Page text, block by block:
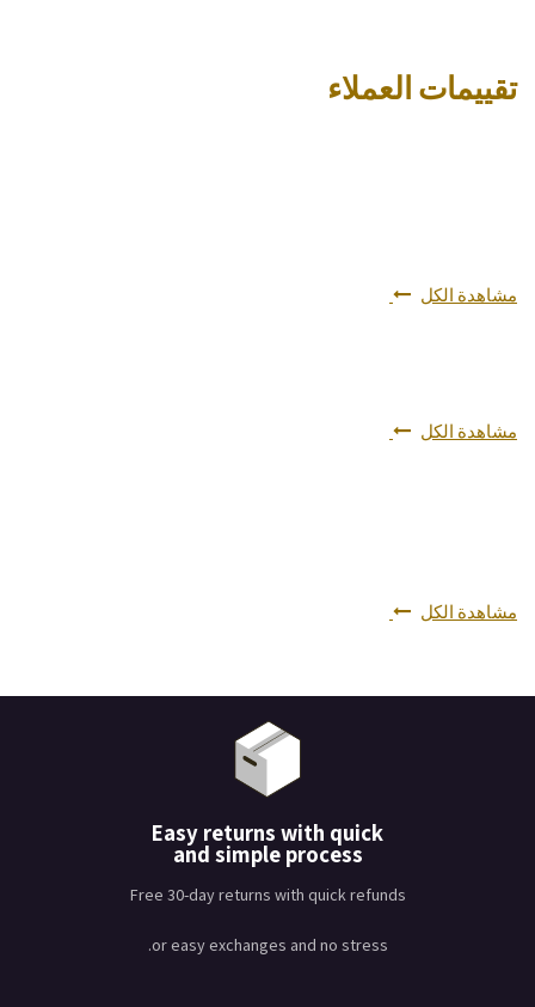
تقييمات العملاء
مشاهدة الكل
مشاهدة الكل
مشاهدة الكل
Easy returns with quick
and simple process
Free 30-day returns with quick refunds
or easy exchanges and no stress.